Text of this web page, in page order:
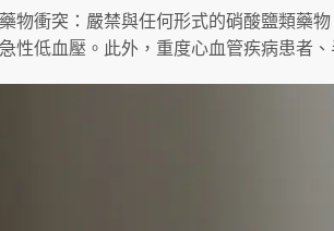
物衝突：嚴禁與任何形式的硝酸鹽類藥
性低血壓。此外，重度心血管疾病患者